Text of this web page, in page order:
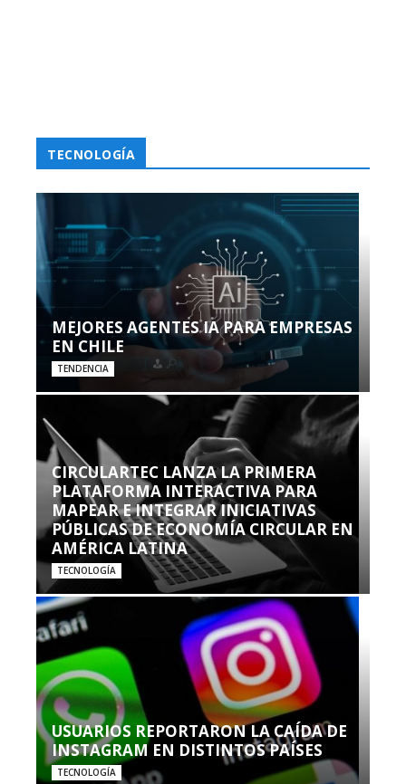
TECNOLOGÍA
MEJORES AGENTES IA PARA EMPRESAS
EN CHILE
TENDENCIA
CIRCULARTEC LANZA LA PRIMERA
PLATAFORMA INTERACTIVA PARA
MAPEAR E INTEGRAR INICIATIVAS
PÚBLICAS DE ECONOMÍA CIRCULAR EN
AMÉRICA LATINA
TECNOLOGÍA
USUARIOS REPORTARON LA CAÍDA DE
INSTAGRAM EN DISTINTOS PAÍSES
TECNOLOGÍA